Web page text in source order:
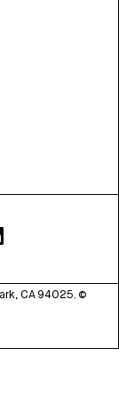
CA 94025. ©